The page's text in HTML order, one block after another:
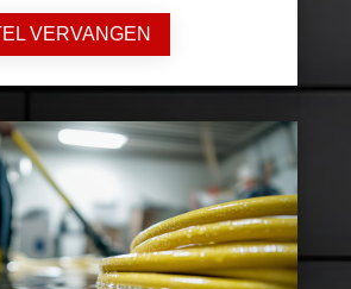
VERVANGEN